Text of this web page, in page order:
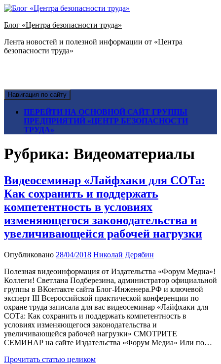
Блог «Центра безопасности труда»
Лента новостей и полезной информации от «Центра
безопасности труда»
Навигация по сайту
ПЕРЕЙТИ НА ОСНОВНОЙ САЙТ ГРУППЫ
ПРЕДПРИЯТИЙ «ЦЕНТР БЕЗОПАСНОСТИ
ТРУДА»
Рубрика: Видеоматериалы
Видеосеминар «Лайфхаки для СОТа:
Как сохранить и поддержать
компетентность в условиях
изменяющегося законодательства и
увеличивающейся рабочей нагрузки
Опубликовано 28/04/2018 Николай Дерябин
Полезная видеоинформация от Издательства «Форум Медиа»!
Коллеги! Светлана Подберезина, администратор официальной
группы в ВКонтакте сайта Блог-Инженера.РФ и ключевой
эксперт III Всероссийской практической конференции по
охране труда записала для вас видеосеминар «Лайфхаки для
СОТа: Как сохранить и поддержать компетентность в
условиях изменяющегося законодательства и
увеличивающейся рабочей нагрузки» СМОТРИТЕ
СЕМИНАР на сайте Издательства «Форум Медиа» Или по…
Прочитать статью целиком